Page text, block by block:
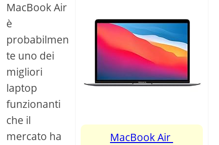
MacBook Air
MacBook Air
è
probabilmen
te uno dei
migliori
laptop
funzionanti
che il
mercato ha